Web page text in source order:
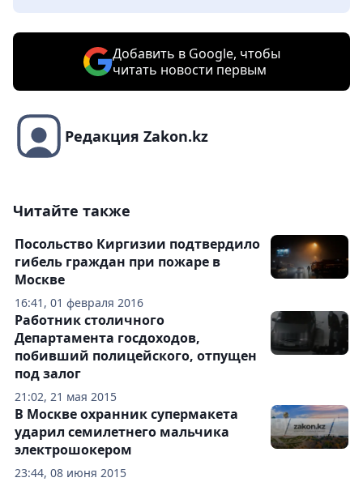
Добавить в Google, чтобы
читать новости первым
Редакция Zakon.kz
Читайте также
16:41, 01 февраля 2016
Посольство Киргизии подтвердило
гибель граждан при пожаре в
Москве
21:02, 21 мая 2015
Работник столичного
Департамента госдоходов,
побивший полицейского, отпущен
под залог
23:44, 08 июня 2015
В Москве охранник супермакета
ударил семилетнего мальчика
электрошокером